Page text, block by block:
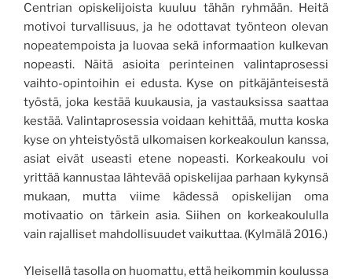
Centrian opiskelijoista kuuluu tähän ryhmään. Heitä
motivoi turvallisuus, ja he odottavat työnteon olevan
nopeatempoista ja luovaa sekä informaation kulkevan
nopeasti. Näitä asioita perinteinen valintaprosessi
vaihto-opintoihin ei edusta. Kyse on pitkäjänteisestä
työstä, joka kestää kuukausia, ja vastauksissa saattaa
kestää. Valintaprosessia voidaan kehittää, mutta koska
kyse on yhteistyöstä ulkomaisen korkeakoulun kanssa,
asiat eivät useasti etene nopeasti. Korkeakoulu voi
yrittää kannustaa lähtevää opiskelijaa parhaan kykynsä
mukaan, mutta viime kädessä opiskelijan oma
motivaatio on tärkein asia. Siihen on korkeakoululla
vain rajalliset mahdollisuudet vaikuttaa. (Kylmälä 2016.)
Yleisellä tasolla on huomattu, että heikommin koulussa